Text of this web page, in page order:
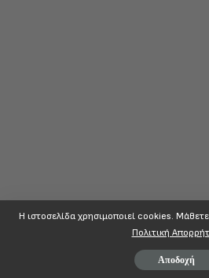
Η ιστοσελίδα χρησιμοποιεί cookies.
Πολιτική
Αποδοχή